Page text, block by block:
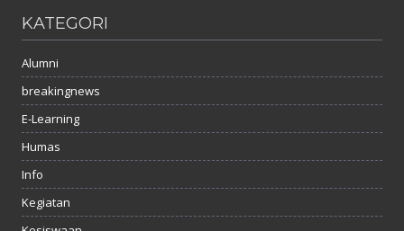
KATEGORI
Alumni
breakingnews
E-Learning
Humas
Info
Kegiatan